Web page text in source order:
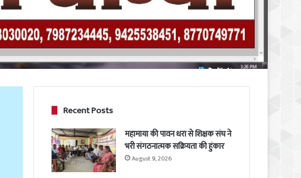
Recent Posts
महामाया की पावन धरा से शिक्षक संघ ने
भरी संगठनात्मक सक्रियता की हुंकार
August 9, 2026